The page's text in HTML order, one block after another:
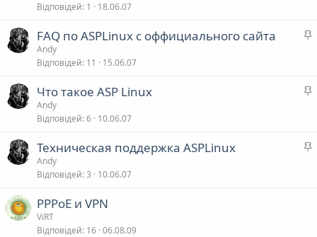
и
Відповідей 1 18.06.07
В
и
FAQ по ASPLinux c оффициального сайта
Andy
Відповідей 11 15.06.07
В
и
Что такое ASP Linux
Andy
Відповідей 6 10.06.07
В
Техническая поддержка ASPLinux
Andy
Відповідей 3 10.06.07
РРРоЕ и VPN
ViRT
Відповідей 16 06.08.09